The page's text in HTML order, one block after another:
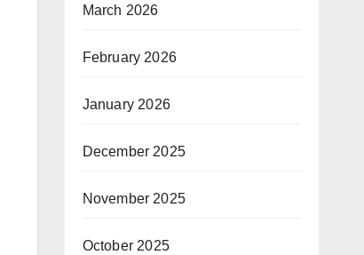
March 2026
February 2026
January 2026
December 2025
November 2025
October 2025